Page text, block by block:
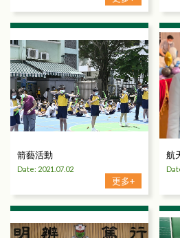
箭藝活動
Date: 2021.07.02
更多+
航